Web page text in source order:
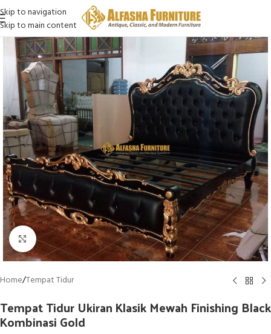
Skip to navigation
Skip to main content
Click to enlarge
Home/Tempat Tidur
Tempat Tidur Ukiran Klasik Mewah Finishing Black
Kombinasi Gold